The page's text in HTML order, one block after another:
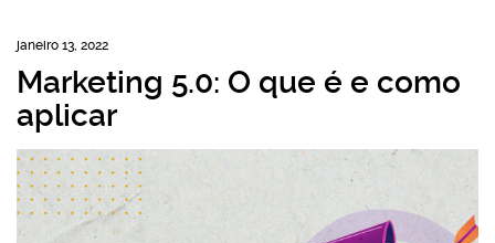
janeiro 13, 2022
Marketing 5.0: O que é e como
aplicar